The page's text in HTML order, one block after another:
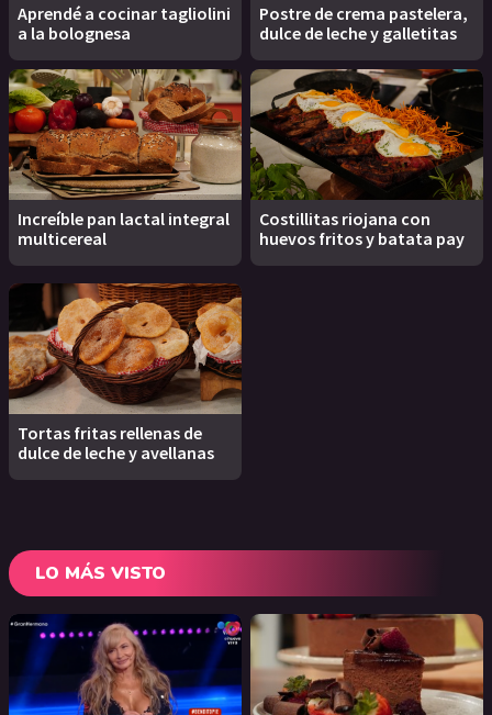
Aprendé a cocinar tagliolini
a la bolognesa
Postre de crema pastelera,
dulce de leche y galletitas
Increíble pan lactal integral
multicereal
Costillitas riojana con
huevos fritos y batata pay
Tortas fritas rellenas de
dulce de leche y avellanas
LO MÁS VISTO